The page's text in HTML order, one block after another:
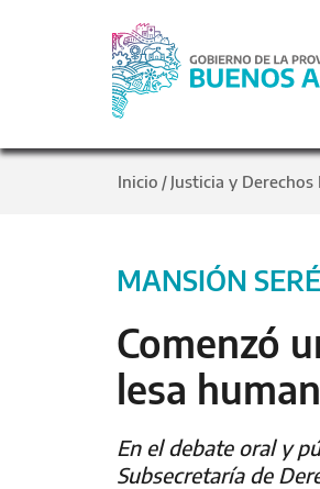
Inicio / Justicia y Derechos
MANSIÓN
Comenzó
lesa
En el debate oral y
Subsecretaría de